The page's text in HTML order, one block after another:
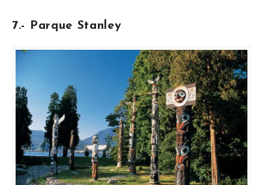
7.- Parque Stanley